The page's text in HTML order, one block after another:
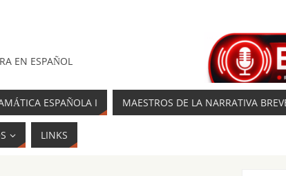
EN ESPAÑOL
ESPAÑOLA I MAESTROS DE LA NARRATIVA
LINKS